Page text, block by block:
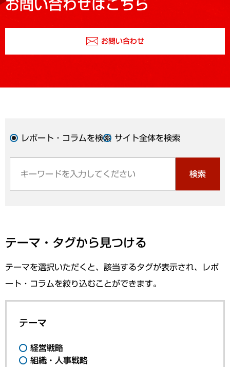
お問い合わせはこちら
お問い合わせ
レポート・コラムを検索 サイト全体を検索
検索
テーマ・タグから見つける
テーマを選択いただくと、該当するタグが表示され、レポ
ート・コラムを絞り込むことができます。
テーマ
経営戦略
組織・人事戦略